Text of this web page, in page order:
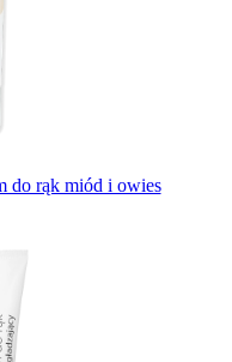
do rąk miód i owies